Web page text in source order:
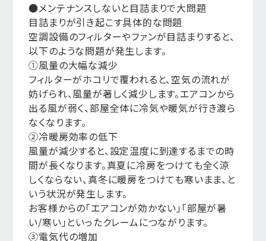
●メンテナンスしないと目詰まりで大問題
目詰まりが引き起こす具体的な問題
空調設備のフィルターやファンが目詰まりすると、
以下のような問題が発生します。
①風量の大幅な減少
フィルターがホコリで覆われると、空気の流れが
妨げられ、風量が著しく減少します。エアコンから
出る風が弱く、部屋全体に冷気や暖気が行き渡ら
なくなります。
②冷暖房効率の低下
風量が減少すると、設定温度に到達するまでの時
間が長くなります。真夏に冷房をつけても全く涼
しくならない、真冬に暖房をつけても寒いまま、と
いう状況が発生します。
お客様からの「エアコンが効かない」「部屋が暑
い/寒い」といったクレームにつながります。
③電気代の増加